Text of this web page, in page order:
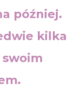
później.
kilka